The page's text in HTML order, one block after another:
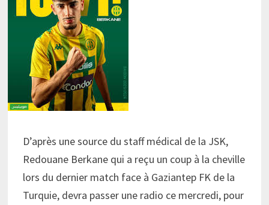
D’après une source du staff médical de la JSK,
Redouane Berkane qui a reçu un coup à la cheville
lors du dernier match face à Gaziantep FK de la
Turquie, devra passer une radio ce mercredi, pour